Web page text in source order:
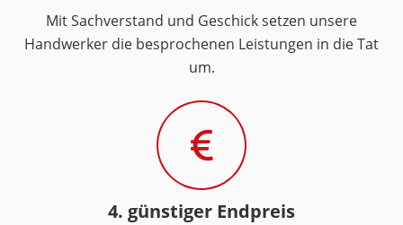
Mit Sachverstand und Geschick setzen unsere
Handwerker die besprochenen Leistungen in die Tat
um.
4. günstiger Endpreis